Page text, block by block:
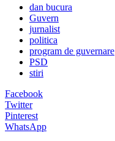
dan bucura
Guvern
jurnalist
politica
program de guvernare
PSD
stiri
Facebook
Twitter
Pinterest
WhatsApp